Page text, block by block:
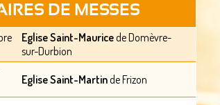
DE MESSES
Eglise Saint-Mauricede Domèvre-
sur-Durbion
Eglise Saint-Martinde Frizon